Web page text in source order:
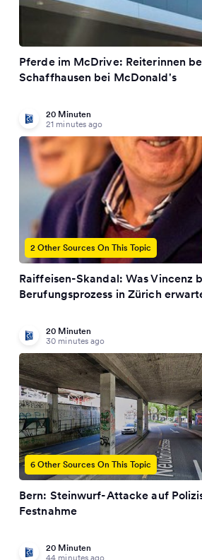
Pferde im McDrive: Reiterinnen
Schaffhausen bei McDonald's
20 Minuten
21 minutes ago
2 Other Sources On This Topic
Raiffeisen-Skandal: Was Vincenz
Berufungsprozess in Zürich
20 Minuten
30 minutes ago
6 Other Sources On This Topic
Bern: Steinwurf-Attacke auf
Festnahme
20 Minuten
44 minutes ago